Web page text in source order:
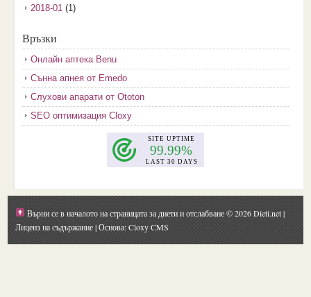
2018-01 (1)
2017-11
2017-10(3)
2017-08(3)
2017-07(1)
2017-06(2)
2017-02(2)
2017-01(1)
2016-09(1)
Връзки
Онлайн аптека Benu
Сънна апнея от Emedo
Слухови апарати от Ototon
SEO оптимизация Cloxy
Върни се в началото на страницата за диети и отслабване© 2026 Dieti.net |
Лиценз на съдържание| Основа: Cloxy CMS